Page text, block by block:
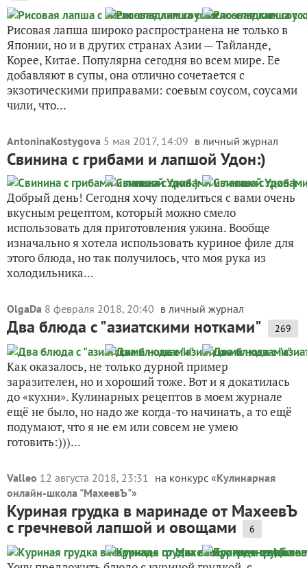
Рисовая лапша широко распространена не только в
Японии, но и в других странах Азии — Тайланде,
Корее, Китае. Популярна сегодня во всем мире. Ее
добавляют в супы, она отлично сочетается с
экзотическими приправами: соевым соусом, соусами
чили, что...
AntoninaKostygova 5 мая 2017, 14:09 в личный журнал
Свинина с грибами и лапшой Удон:)
Добрый день! Сегодня хочу поделиться с вами очень
вкусным рецептом, который можно смело
использовать для приготовления ужина. Вообще
изначально я хотела использовать куриное филе для
этого блюда, но так получилось, что моя рука из
холодильника...
OlgaDa 8 февраля 2018, 20:40 в личный журнал
Два блюда с "азиатскими нотками" 269
Как оказалось, не только дурной пример
заразителен, но и хороший тоже. Вот и я докатилась
до «кухни». Кулинарных рецептов в моем журнале
ещё не было, но надо же когда-то начинать, а то ещё
подумают, что я не ем или совсем не умею
готовить:)))...
Valleo 12 августа 2018, 23:31 на конкурс «Кулинарная
онлайн-школа "МахеевЪ"»
Куриная грудка в маринаде от МахеевЪ
с гречневой лапшой и овощами 6